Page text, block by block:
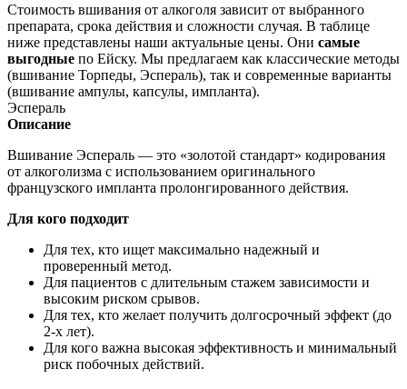
Стоимость вшивания от алкоголя зависит от выбранного
препарата, срока действия и сложности случая. В таблице
ниже представлены наши актуальные цены. Они самые
выгодные по Ейску. Мы предлагаем как классические методы
(вшивание Торпеды, Эспераль), так и современные варианты
(вшивание ампулы, капсулы, импланта).
Эспераль
Описание
Вшивание Эспераль — это «золотой стандарт» кодирования
от алкоголизма с использованием оригинального
французского импланта пролонгированного действия.
Для кого подходит
Для тех, кто ищет максимально надежный и
проверенный метод.
Для пациентов с длительным стажем зависимости и
высоким риском срывов.
Для тех, кто желает получить долгосрочный эффект (до
2-х лет).
Для кого важна высокая эффективность и минимальный
риск побочных действий.